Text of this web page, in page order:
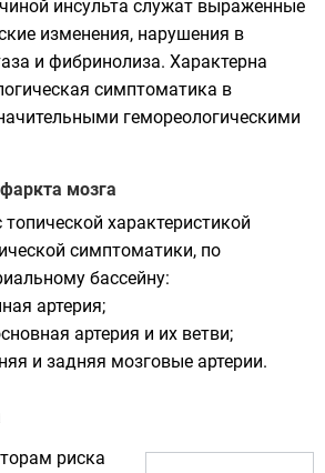
инсульта служат выраженные
изменения, нарушения в
и фибринолиза. Характерна
симптоматика в
гемореологическими
мозга
топической характеристикой
симптоматики, по
бассейну:
артерия;
артерия и их ветви;
и задняя мозговые артерии.
риска